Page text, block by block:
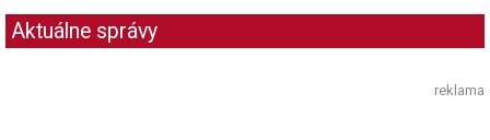
Aktuálne správy
reklama